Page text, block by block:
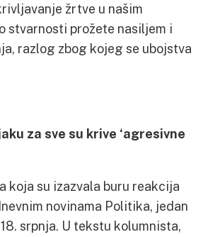
žrtve u našim
stvarnosti prožete nasiljem i
razlog zbog kojeg se ubojstva
za sve su krive ‘agresivne
koja su izazvala buru reakcija
novinama Politika, jedan
srpnja. U tekstu kolumnista,